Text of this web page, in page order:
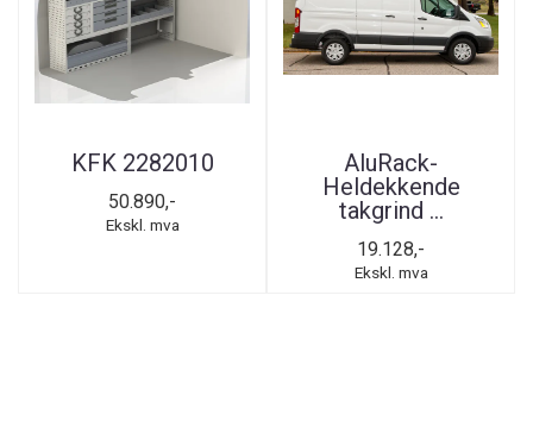
KFK 2282010
50.890,-
Ekskl. mva
AluRack-
Heldekkende
takgrind ...
19.128,-
Ekskl. mva